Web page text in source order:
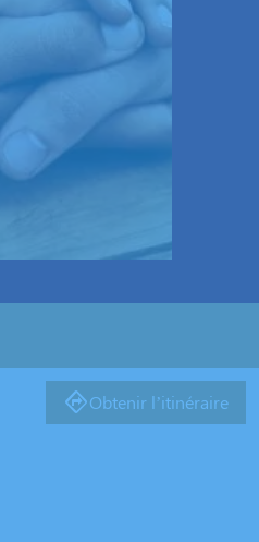
Obtenir l’itinéraire